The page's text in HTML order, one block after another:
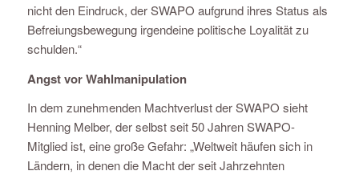
nicht den Eindruck, der SWAPO aufgrund ihres Status als
Befreiungsbewegung irgendeine politische Loyalität zu
schulden.“
Angst vor Wahlmanipulation
In dem zunehmenden Machtverlust der SWAPO sieht
Henning Melber, der selbst seit 50 Jahren SWAPO-
Mitglied ist, eine große Gefahr: „Weltweit häufen sich in
Ländern, in denen die Macht der seit Jahrzehnten